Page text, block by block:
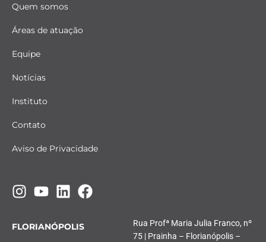
Quem somos
Áreas de atuação
Equipe
Notícias
Instituto
Contato
Aviso de Privacidade
FLORIANÓPOLIS
Rua Profª Maria Julia Franco, nº
75 | Prainha – Florianópolis –